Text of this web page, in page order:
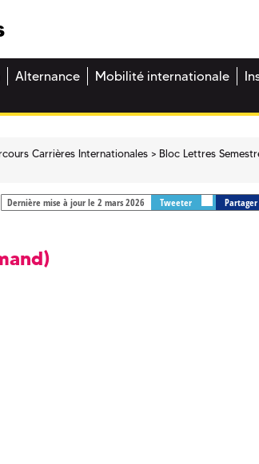
Alternance Mobilité internationale
Carrières Internationales
Bloc Lettres
Dernière mise à jour le 2 mars 2026 Tweeter Partager